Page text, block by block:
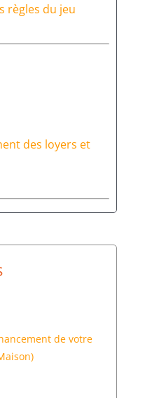
règles du jeu
des loyers et
de votre